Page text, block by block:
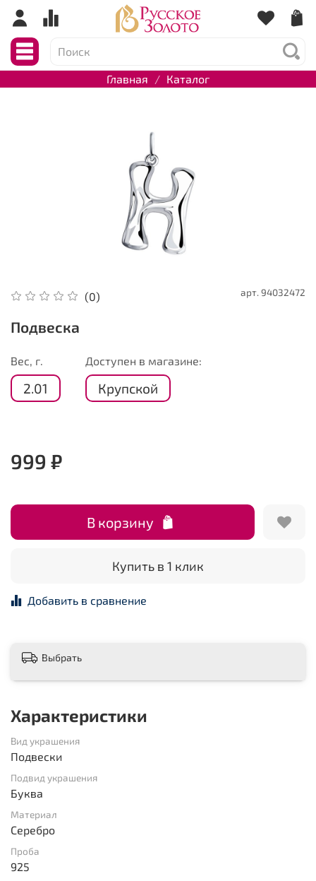
Главная Каталог
(0) арт. 94032472
Подвеска
Вес, г.
2.01
Доступен в магазине:
Крупской
999 ₽
В корзину
Купить в 1 клик
Добавить в сравнение
Выбрать
Характеристики
Вид украшения
Подвески
Подвид украшения
Буква
Материал
Серебро
Проба
925